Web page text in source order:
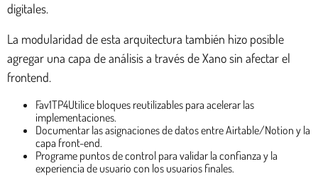
digitales.
La modularidad de esta arquitectura también hizo posible
agregar una capa de análisis a través de Xano sin afectar el
frontend.
Fav1TP4Utilice bloques reutilizables para acelerar las
implementaciones.
Documentar las asignaciones de datos entre Airtable/Notion y la
capa front-end.
Programe puntos de control para validar la confianza y la
experiencia de usuario con los usuarios finales.